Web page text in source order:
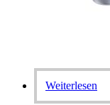
Weiterlesen